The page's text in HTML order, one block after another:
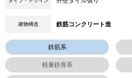
建物構造 鉄筋コンクリート造
鉄筋系
軽量鉄骨系